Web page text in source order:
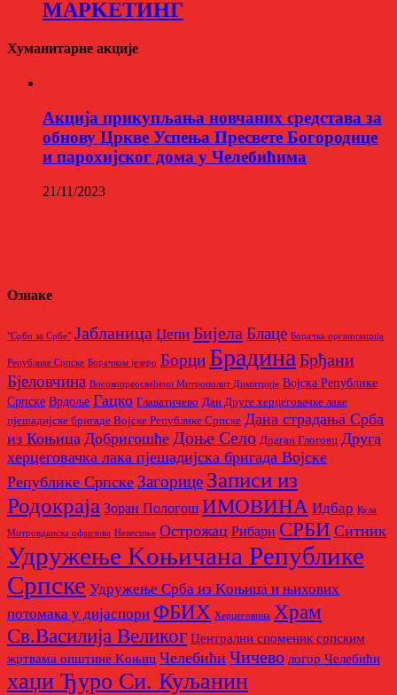
МАРKЕТИНГ
Хуманитарне акције
Aкција прикупљања новчаних средстава за
обнову Цркве Успења Пресвете Богородице
и парохијског дома у Челебићима
21/11/2023
Ознаке
"Срби за Србе" Јабланица Џепи Бијела Блаце Борачкa организацијa
Републике Српске Борачком језеро Борци Брадина Брђани
Бјеловчина Високопреосвећени Митрополит Димитрије Војска Републике
Српске Врдоље Гацко Главатичево Дан Друге херцеговачке лаке
пјешадијске бригаде Војске Републике Српске Дана страдања Срба
из Коњица Добригошће Доње Село Драган Глоговц Друга
херцеговачка лака пјешадијска бригада Војске
Републике Српске Загорице Записи из
Родoкраја Зоран Пологош ИМОВИНА Идбар Кула
Митровданска офанзива Невесињe Острожац Рибари СРБИ Ситник
Удружење Kоњичана Републике
Српске Удружење Срба из Kоњица и њихових
потомака у дијаспори ФБИХ Херцеговина Храм
Св.Василија Великог Централни споменик српским
жртвама општине Kоњиц Челебићи Чичево логор Челебићи
хаџи Ђуро Си. Куљанин